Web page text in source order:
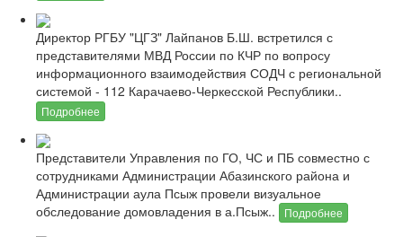
Директор РГБУ "ЦГЗ" Лайпанов Б.Ш. встретился с
представителями МВД России по КЧР по вопросу
информационного взаимодействия СОДЧ с региональной
системой - 112 Карачаево-Черкесской Республики..
Подробнее
Представители Управления по ГО, ЧС и ПБ совместно с
сотрудниками Администрации Абазинского района и
Администрации аула Псыж провели визуальное
обследование домовладения в а.Псыж..
Подробнее